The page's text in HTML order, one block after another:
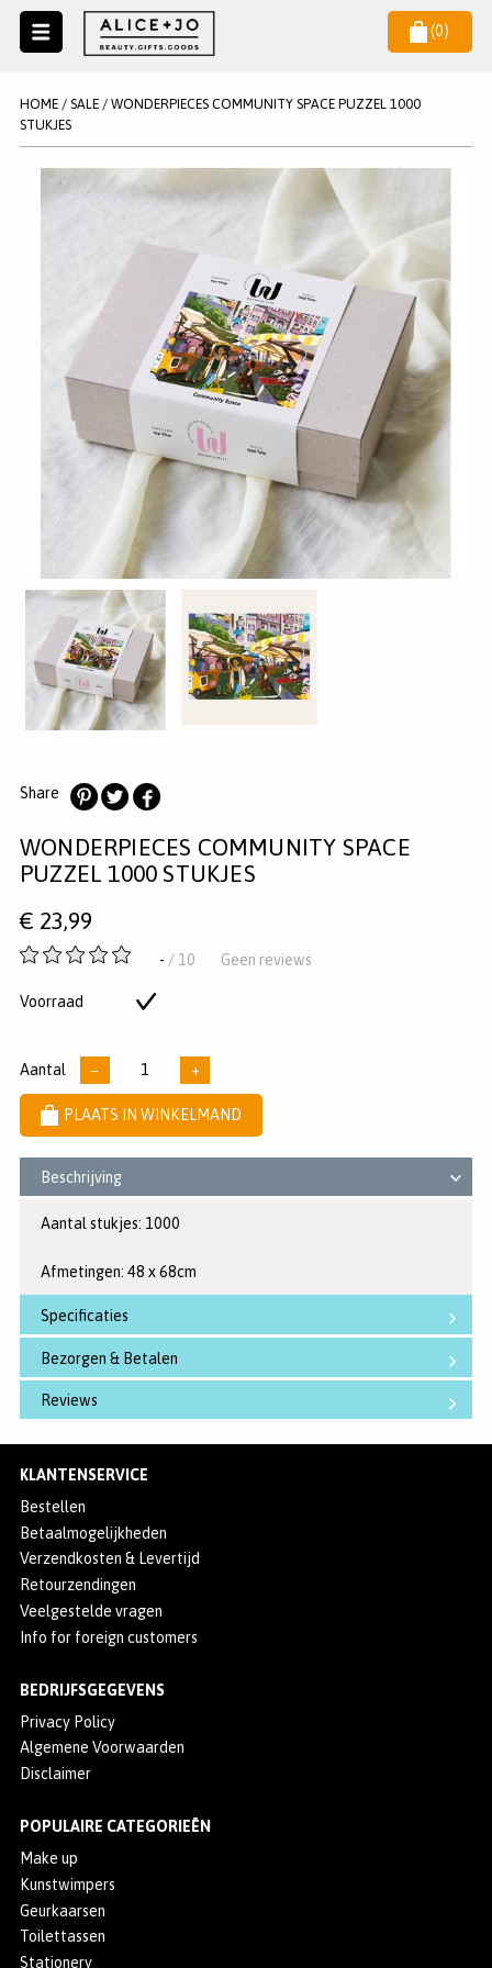
(0)
SALE
KAARSEN
MAKE UP ACCESSOIRES
REGISTREREN
HELP
KLANTENSERVICE
HOME/ SALE/ WONDERPIECES COMMUNITY SPACE PUZZEL 1000
STUKJES
Share
op
Pinterest
op
Twitter
op
Facebook
WONDERPIECES COMMUNITY SPACE
PUZZEL 1000 STUKJES
€ 23,99
-
5
- / 10 Geen reviews
Voorraad
Aantal − +
PLAATS IN WINKELMAND
Beschrijving
Aantal stukjes: 1000
Afmetingen: 48 x 68cm
Specificaties
Bezorgen & Betalen
Reviews
NIEUWSBRIEF
Wil je als eerste op de hoogste zijn van het laatste nieuws en
AANMELDEN
KLANTENSERVICE
Bestellen
Betaalmogelijkheden
Verzendkosten & Levertijd
Retourzendingen
Veelgestelde vragen
Info for foreign customers
BEDRIJFSGEGEVENS
Privacy Policy
Algemene Voorwaarden
Disclaimer
POPULAIRE CATEGORIEËN
Make up
Kunstwimpers
Geurkaarsen
Toilettassen
Stationery